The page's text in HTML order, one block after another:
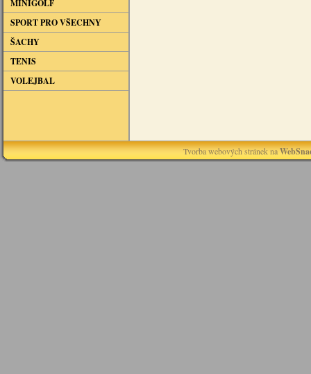
MINIGOLF
SPORT PRO VŠECHNY
ŠACHY
TENIS
VOLEJBAL
Tvorba webových stránek na